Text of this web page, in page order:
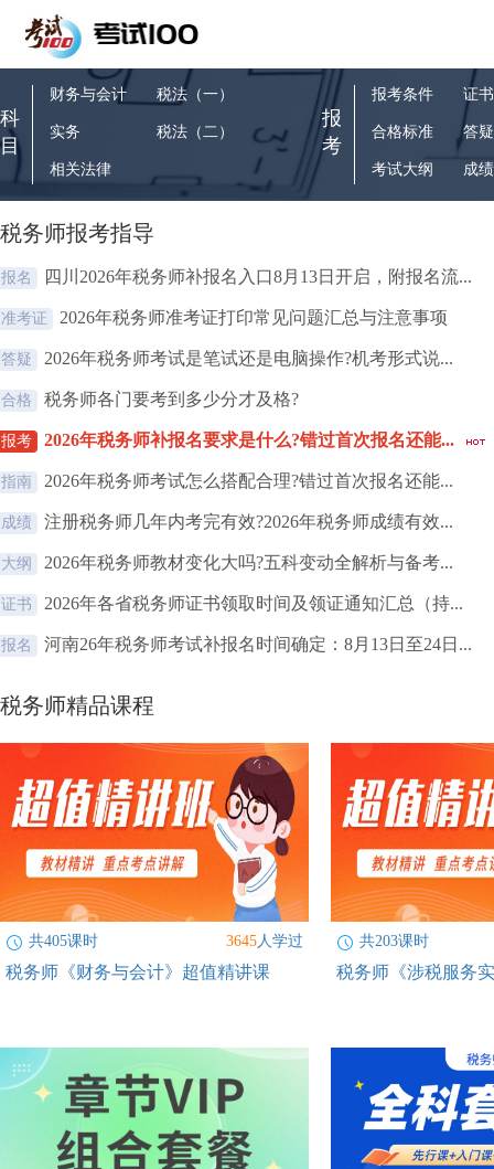
科
目
财务与会计
实务
相关法律
税法（一）
税法（二）
报
考
报考条件
合格标准
考试大纲
证
答
成
税务师报考指导
报名 四川2026年税务师补报名入口8月13日开启，附报名流...
准考证 2026年税务师准考证打印常见问题汇总与注意事项
答疑 2026年税务师考试是笔试还是电脑操作?机考形式说...
合格 税务师各门要考到多少分才及格?
报考 2026年税务师补报名要求是什么?错过首次报名还能...
指南 2026年税务师考试怎么搭配合理?错过首次报名还能...
成绩 注册税务师几年内考完有效?2026年税务师成绩有效...
大纲 2026年税务师教材变化大吗?五科变动全解析与备考...
证书 2026年各省税务师证书领取时间及领证通知汇总（持...
报名 河南26年税务师考试补报名时间确定：8月13日至24日...
税务师精品课程
共405课时 3645人学过
税务师《财务与会计》超值精讲课
共203课时
税务师《涉税服务